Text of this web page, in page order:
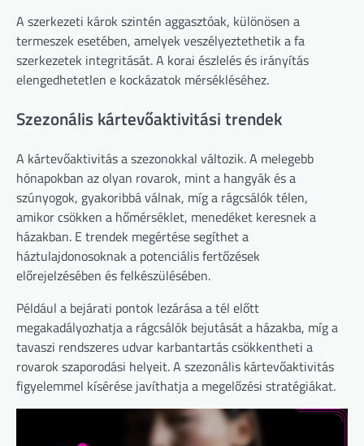
A szerkezeti károk szintén aggasztóak, különösen a
termeszek esetében, amelyek veszélyeztethetik a fa
szerkezetek integritását. A korai észlelés és irányítás
elengedhetetlen e kockázatok mérsékléséhez.
Szezonális kártevőaktivitási trendek
A kártevőaktivitás a szezonokkal változik. A melegebb
hónapokban az olyan rovarok, mint a hangyák és a
szúnyogok, gyakoribbá válnak, míg a rágcsálók télen,
amikor csökken a hőmérséklet, menedéket keresnek a
házakban. E trendek megértése segíthet a
háztulajdonosoknak a potenciális fertőzések
előrejelzésében és felkészülésében.
Például a bejárati pontok lezárása a tél előtt
megakadályozhatja a rágcsálók bejutását a házakba, míg a
tavaszi rendszeres udvar karbantartás csökkentheti a
rovarok szaporodási helyeit. A szezonális kártevőaktivitás
figyelemmel kísérése javíthatja a megelőzési stratégiákat.